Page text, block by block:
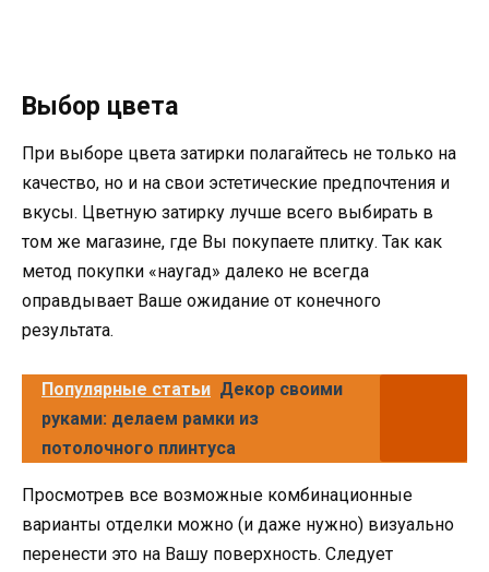
Выбор цвета
При выборе цвета затирки полагайтесь не только на
качество, но и на свои эстетические предпочтения и
вкусы. Цветную затирку лучше всего выбирать в
том же магазине, где Вы покупаете плитку. Так как
метод покупки «наугад» далеко не всегда
оправдывает Ваше ожидание от конечного
результата.
Популярные статьи Декор своими
руками: делаем рамки из
потолочного плинтуса
Просмотрев все возможные комбинационные
варианты отделки можно (и даже нужно) визуально
перенести это на Вашу поверхность. Следует